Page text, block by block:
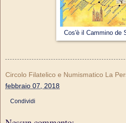
Cos'è il Cammino de
Circolo Filatelico e Numismatico La
febbraio 07, 2018
Condividi